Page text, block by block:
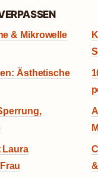
& Mikrowelle
Ästhetische
Laura